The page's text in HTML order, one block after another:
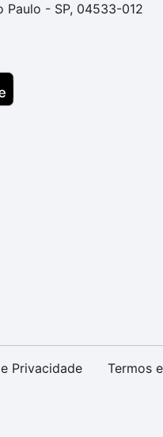
Paulo - SP, 04533-012
Privacidade Termos